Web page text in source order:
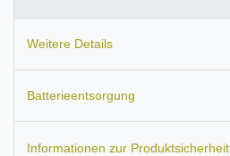
Weitere Details
Batterieentsorgung
Informationen zur Produktsicherheit